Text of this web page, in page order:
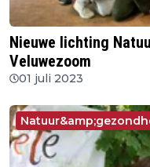
Nieuwe lichting
Veluwezoom
01 juli 2023